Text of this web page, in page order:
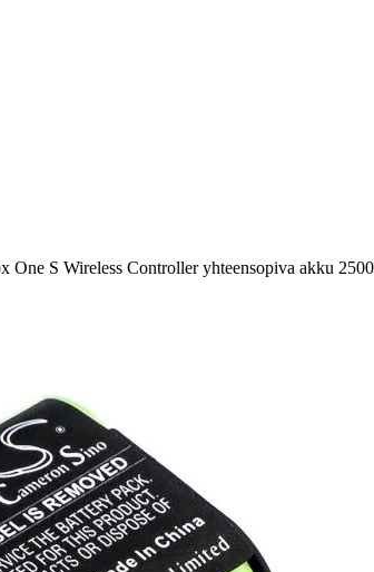
S Wireless Controller yhteensopiva akku